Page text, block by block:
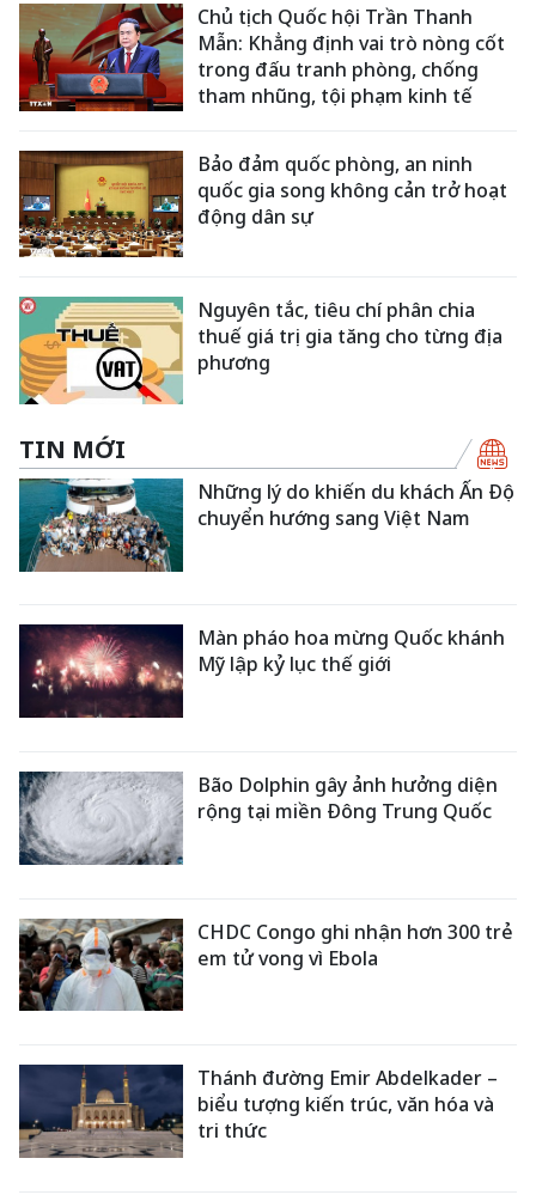
Chủ tịch Quốc hội Trần Thanh
Mẫn: Khẳng định vai trò nòng cốt
trong đấu tranh phòng, chống
tham nhũng, tội phạm kinh tế
Bảo đảm quốc phòng, an ninh
quốc gia song không cản trở hoạt
động dân sự
Nguyên tắc, tiêu chí phân chia
thuế giá trị gia tăng cho từng địa
phương
TIN MỚI
Những lý do khiến du khách Ấn Độ
chuyển hướng sang Việt Nam
Màn pháo hoa mừng Quốc khánh
Mỹ lập kỷ lục thế giới
Bão Dolphin gây ảnh hưởng diện
rộng tại miền Đông Trung Quốc
CHDC Congo ghi nhận hơn 300 trẻ
em tử vong vì Ebola
Thánh đường Emir Abdelkader –
biểu tượng kiến trúc, văn hóa và
tri thức